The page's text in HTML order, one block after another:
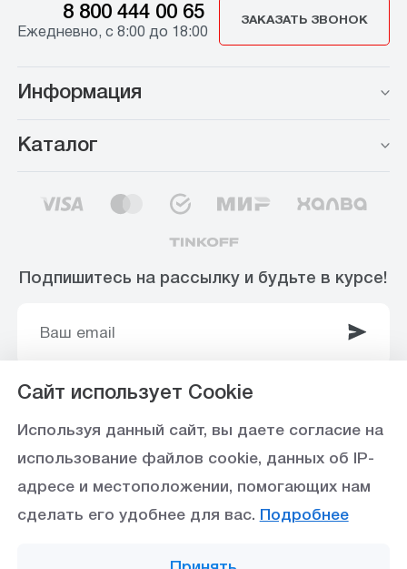
8 800 444 00 65
Ежедневно, с 8:00 до 18:00
ЗАКАЗАТЬ ЗВОНОК
Информация
Каталог
Подпишитесь на рассылку и будьте в курсе!
Ставропольское отделение №5230 ПАО Сбербанк,
БИК 040702615
Сайт использует Cookie
Используя данный сайт, вы даете согласие на
использование файлов cookie, данных об IP-
адресе и местоположении, помогающих нам
сделать его удобнее для вас. Подробнее